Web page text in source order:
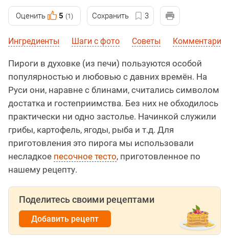
Оценить 5 (1) Сохранить 3
Ингредиенты Шаги с фото Советы Комментарии
Пироги в духовке (из печи) пользуются особой
популярностью и любовью с давних времён. На
Руси они, наравне с блинами, считались символом
достатка и гостеприимства. Без них не обходилось
практически ни одно застолье. Начинкой служили
грибы, картофель, ягоды, рыба и т.д. Для
приготовления это пирога мы использовали
несладкое песочное тесто, приготовленное по
нашему рецепту.
Поделитесь своими рецептами
Добавить рецепт